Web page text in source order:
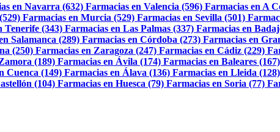
en Navarra (632) Farmacias en Valencia (596) Farmacias en A
Farmacias en Murcia (529) Farmacias en Sevilla (501)
Tenerife (343) Farmacias en Las Palmas (337) Farmacias en
Salamanca (289) Farmacias en Córdoba (273) Farmacias en
(250) Farmacias en Zaragoza (247) Farmacias en Cádiz (229)
(189) Farmacias en Ávila (174) Farmacias en Baleares (167)
Cuenca (149) Farmacias en Álava (136) Farmacias en Lleida (128)
(104) Farmacias en Huesca (79) Farmacias en Soria (77)